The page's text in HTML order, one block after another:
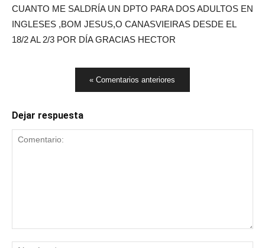
CUANTO ME SALDRÍA UN DPTO PARA DOS ADULTOS EN
INGLESES ,BOM JESUS,O CANASVIEIRAS DESDE EL
18/2 AL 2/3 POR DÍA GRACIAS HECTOR
« Comentarios anteriores
Dejar respuesta